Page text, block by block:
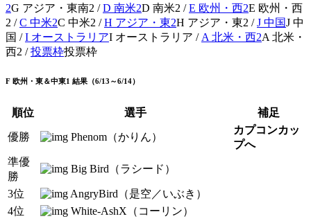
2G アジア・東南2 /D 南米2D 南米2 /E 欧州・西2E 欧州・西
2 /C 中米2C 中米2 /H アジア・東2H アジア・東2 /J 中国J 中
国 /I オーストラリアI オーストラリア / A 北米・西2A 北米・
西2 /投票枠投票枠
F 欧州・東＆中東1 結果（6/13～6/14）
順位 選手 補足
優勝 Phenom（かりん）
カプコンカッ
プへ
準優
勝
Big Bird（ラシード）
3位
AngryBird（是空／いぶき）
4位
White-AshX（コーリン）